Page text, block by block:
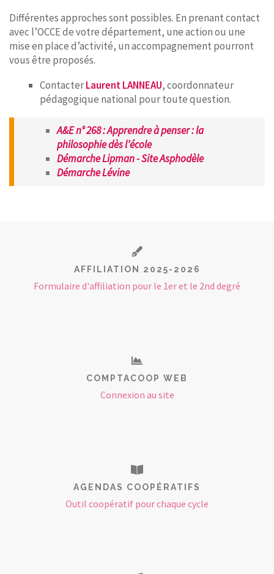
Différentes approches sont possibles. En prenant contact
avec l’OCCE de votre département, une action ou une
mise en place d’activité, un accompagnement pourront
vous être proposés.
ContacterLaurent LANNEAU, coordonnateur
pédagogique national pour toute question.
A&E n° 268 : Apprendre à penser : la
philosophie dès l’école
Démarche Lipman - Site Asphodèle
Démarche Lévine
AFFILIATION 2025-2026
Formulaire d'affiliation pour le 1er et le 2nd degré
COMPTACOOP WEB
Connexion au site
AGENDAS COOPÉRATIFS
Outil coopératif pour chaque cycle